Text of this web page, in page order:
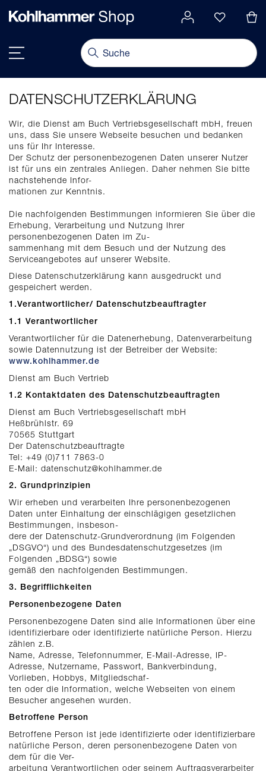
springen
DATENSCHUTZERKLÄRUNG
Wir, die Dienst am Buch Vertriebsgesellschaft mbH, freuen
uns, dass Sie unsere Webseite besuchen und bedanken
uns für Ihr Interesse.
Der Schutz der personenbezogenen Daten unserer Nutzer
ist für uns ein zentrales Anliegen. Daher nehmen Sie bitte
nachstehende Infor-
mationen zur Kenntnis.
Die nachfolgenden Bestimmungen informieren Sie über die
Erhebung, Verarbeitung und Nutzung Ihrer
personenbezogenen Daten im Zu-
sammenhang mit dem Besuch und der Nutzung des
Serviceangebotes auf unserer Website.
Diese Datenschutzerklärung kann ausgedruckt und
gespeichert werden.
1.Verantwortlicher/ Datenschutzbeauftragter
1.1 Verantwortlicher
Verantwortlicher für die Datenerhebung, Datenverarbeitung
sowie Datennutzung ist der Betreiber der Website:
www.kohlhammer.de
Dienst am Buch Vertrieb
1.2 Kontaktdaten des Datenschutzbeauftragten
Dienst am Buch Vertriebsgesellschaft mbH
Heßbrühlstr. 69
70565 Stuttgart
Der Datenschutzbeauftragte
Tel: +49 (0)711 7863-0
E-Mail: datenschutz@kohlhammer.de
2. Grundprinzipien
Wir erheben und verarbeiten Ihre personenbezogenen
Daten unter Einhaltung der einschlägigen gesetzlichen
Bestimmungen, insbeson-
dere der Datenschutz-Grundverordnung (im Folgenden
„DSGVO“) und des Bundesdatenschutzgesetzes (im
Folgenden „BDSG“) sowie
gemäß den nachfolgenden Bestimmungen.
3. Begrifflichkeiten
Personenbezogene Daten
Personenbezogene Daten sind alle Informationen über eine
identifizierbare oder identifizierte natürliche Person. Hierzu
zählen z.B.
Name, Adresse, Telefonnummer, E-Mail-Adresse, IP-
Adresse, Nutzername, Passwort, Bankverbindung,
Vorlieben, Hobbys, Mitgliedschaf-
ten oder die Information, welche Webseiten von einem
Besucher angesehen wurden.
Betroffene Person
Betroffene Person ist jede identifizierte oder identifizierbare
natürliche Person, deren personenbezogene Daten von
dem für die Ver-
arbeitung Verantwortlichen oder seinem Auftragsverarbeiter